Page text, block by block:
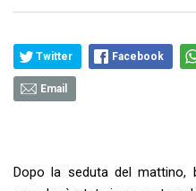
Twitter Facebook
Email
Dopo la seduta del mattino,